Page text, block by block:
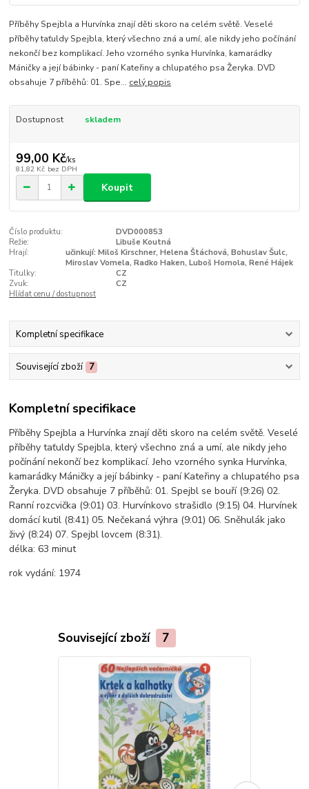
Příběhy Spejbla a Hurvínka znají děti skoro na celém světě. Veselé
příběhy taťuldy Spejbla, který všechno zná a umí, ale nikdy jeho počínání
nekončí bez komplikací. Jeho vzorného synka Hurvínka, kamarádky
Máničky a její bábinky - paní Kateřiny a chlupatého psa Žeryka. DVD
obsahuje 7 příběhů: 01. Spe... celý popis
Dostupnost skladem
99,00 Kč/ks
81,82 Kč bez DPH
Koupit
Číslo produktu:
DVD000853
Režie:
Libuše Koutná
Hrají:
učinkují: Miloš Kirschner, Helena Štáchová, Bohuslav Šulc,
Miroslav Vomela, Radko Haken, Luboš Homola, René Hájek
Titulky:
CZ
Zvuk:
CZ
Hlídat cenu / dostupnost
Kompletní specifikace
Související zboží 7
Kompletní specifikace
Příběhy Spejbla a Hurvínka znají děti skoro na celém světě. Veselé
příběhy taťuldy Spejbla, který všechno zná a umí, ale nikdy jeho
počínání nekončí bez komplikací. Jeho vzorného synka Hurvínka,
kamarádky Máničky a její bábinky - paní Kateřiny a chlupatého psa
Žeryka. DVD obsahuje 7 příběhů: 01. Spejbl se bouří (9:26) 02.
Ranní rozcvička (9:01) 03. Hurvínkovo strašidlo (9:15) 04. Hurvínek
domácí kutil (8:41) 05. Nečekaná výhra (9:01) 06. Sněhulák jako
živý (8:24) 07. Spejbl lovcem (8:31).
délka: 63 minut
rok vydání: 1974
Související zboží 7